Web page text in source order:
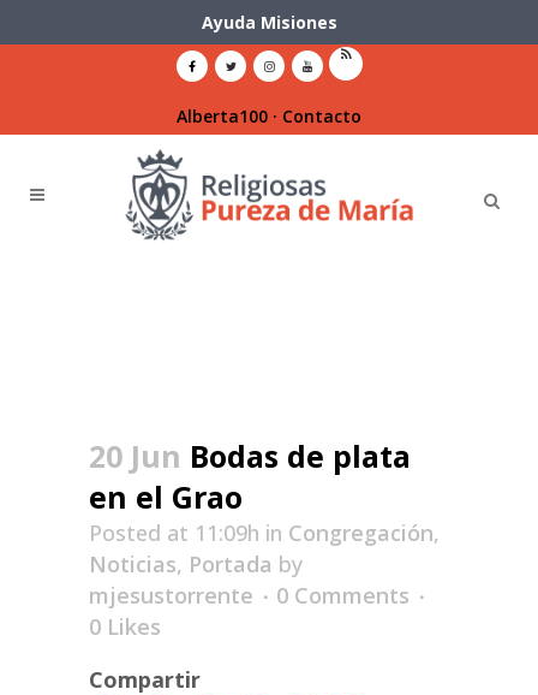
Ayuda Misiones
Alberta100 · Contacto
20 Jun Bodas de plata
en el Grao
Posted at 11:09h in Congregación,
Noticias, Portada by
mjesustorrente
0 Comments
0 Likes
Compartir